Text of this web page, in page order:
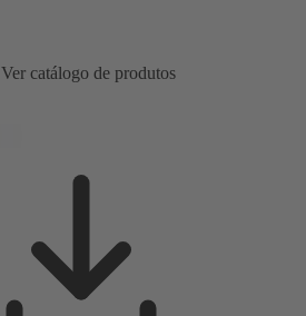
Ver catálogo de produtos